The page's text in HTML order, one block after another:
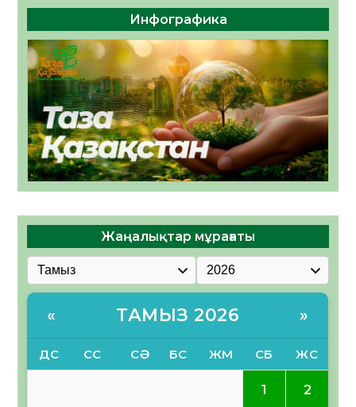
Инфографика
Жаңалықтар мұрағаты
« ТАМЫЗ 2026 »
ДС СС СӘ БС ЖМ СБ ЖС
1 2